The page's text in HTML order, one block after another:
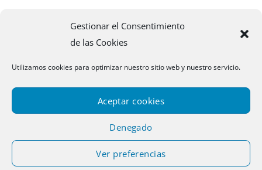
Gestionar el Consentimiento
de las Cookies
Utilizamos cookies para optimizar nuestro sitio web y nuestro servicio.
Aceptar cookies
Denegado
Ver preferencias
murazpi@murazpi.com
948 234 436 – 623 195 518